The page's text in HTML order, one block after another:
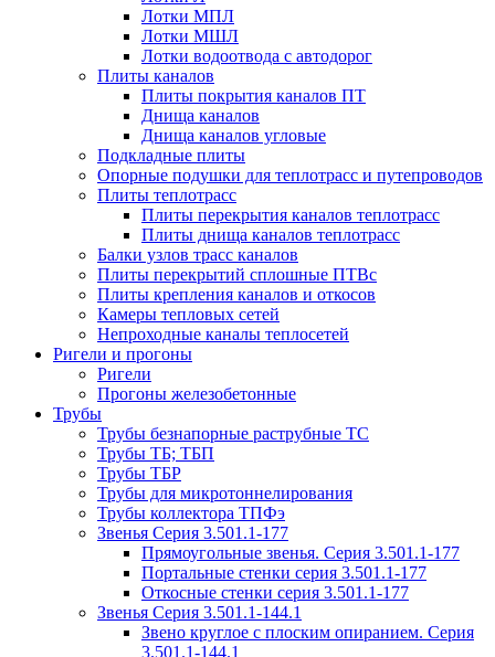
Лотки МПЛ
Лотки МШЛ
Лотки водоотвода с автодорог
Плиты каналов
Плиты покрытия каналов ПТ
Днища каналов
Днища каналов угловые
Подкладные плиты
Опорные подушки для теплотрасс и путепроводов
Плиты теплотрасс
Плиты перекрытия каналов теплотрасс
Плиты днища каналов теплотрасс
Балки узлов трасс каналов
Плиты перекрытий сплошные ПТВс
Плиты крепления каналов и откосов
Камеры тепловых сетей
Непроходные каналы теплосетей
Ригели и прогоны
Ригели
Прогоны железобетонные
Трубы
Трубы безнапорные раструбные ТС
Трубы ТБ; ТБП
Трубы ТБР
Трубы для микротоннелирования
Трубы коллектора ТПФэ
Звенья Серия 3.501.1-177
Прямоугольные звенья. Серия 3.501.1-177
Портальные стенки серия 3.501.1-177
Откосные стенки серия 3.501.1-177
Звенья Серия 3.501.1-144.1
Звено круглое с плоским опиранием. Серия
3.501.1-144.1